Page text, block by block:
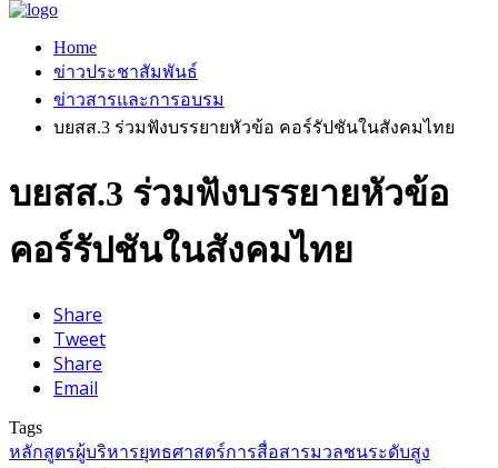
Home
ข่าวประชาสัมพันธ์
ข่าวสารและการอบรม
บยสส.3 ร่วมฟังบรรยายหัวข้อ คอร์รัปชันในสังคมไทย
บยสส.3 ร่วมฟังบรรยายหัวข้อ
คอร์รัปชันในสังคมไทย
Share
Tweet
Share
Email
Tags
หลักสูตรผู้บริหารยุทธศาสตร์การสื่อสารมวลชนระดับสูง